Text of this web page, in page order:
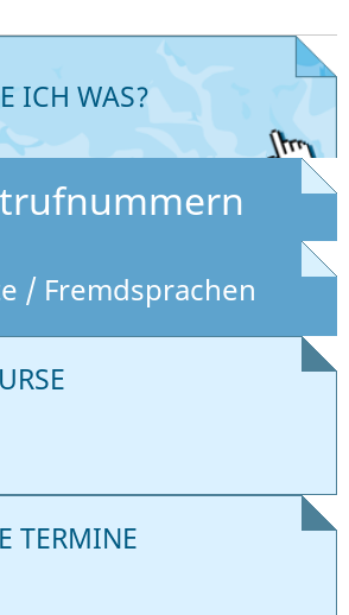
ICH WAS?
/ Fremdsprachen
TERMINE